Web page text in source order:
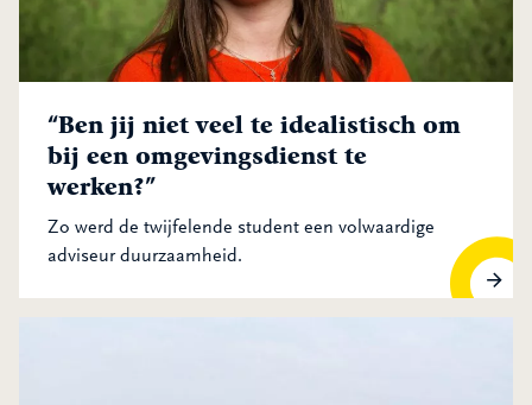
“Ben jij niet veel te idealistisch om
bij een omgevingsdienst te
werken?”
Zo werd de twijfelende student een volwaardige
adviseur duurzaamheid.
“Ben jij niet veel te idealistisch om bij een omgevingsdienst